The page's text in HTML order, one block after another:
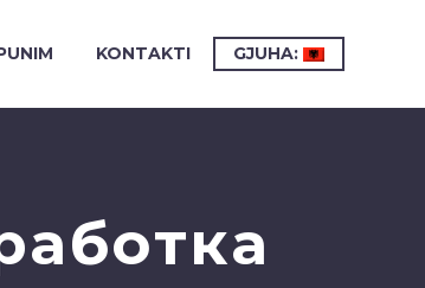
KONTAKTI GJUHA: